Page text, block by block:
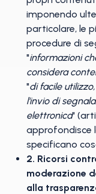
imponendo
particolare, le
procedure di
"informazioni
considera
"di facile
l'invio di
elettronica"
approfondisce
specificano
2. Ricorsi
moderazione
alla